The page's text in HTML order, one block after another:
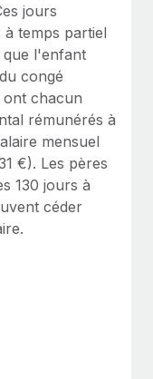
jours
temps partiel
que l'enfant
congé
ont chacun
rémunérés à
mensuel
€). Les pères
130 jours à
céder